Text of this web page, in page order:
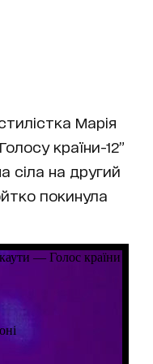
Марія
країни-12”
сіла на другий
покинула